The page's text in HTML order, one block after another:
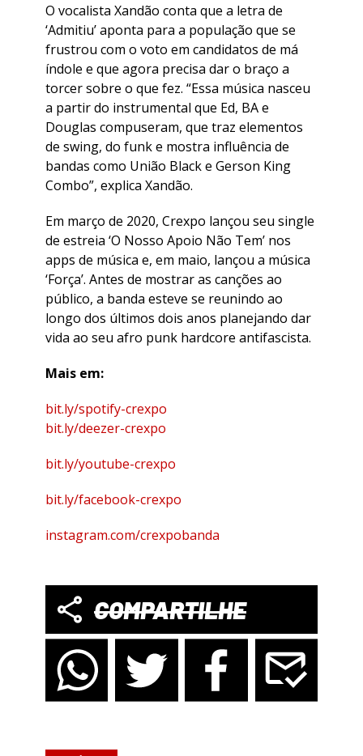
O vocalista Xandão conta que a letra de
‘Admitiu’ aponta para a população que se
frustrou com o voto em candidatos de má
índole e que agora precisa dar o braço a
torcer sobre o que fez. “Essa música nasceu
a partir do instrumental que Ed, BA e
Douglas compuseram, que traz elementos
de swing, do funk e mostra influência de
bandas como União Black e Gerson King
Combo”, explica Xandão.
Em março de 2020, Crexpo lançou seu single
de estreia ‘O Nosso Apoio Não Tem’ nos
apps de música e, em maio, lançou a música
‘Força’. Antes de mostrar as canções ao
público, a banda esteve se reunindo ao
longo dos últimos dois anos planejando dar
vida ao seu afro punk hardcore antifascista.
Mais em:
bit.ly/spotify-crexpo
bit.ly/deezer-crexpo
bit.ly/youtube-crexpo
bit.ly/facebook-crexpo
instagram.com/crexpobanda
COMPARTILHE